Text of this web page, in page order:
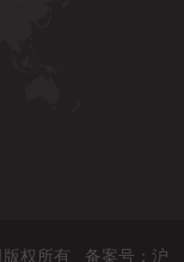
版权所有 备案号：沪